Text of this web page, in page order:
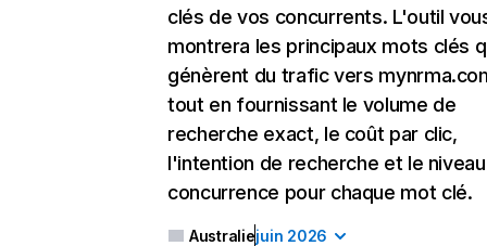
clés de vos concurrents. L'outil
montrera les principaux mots clés
génèrent du trafic vers
tout en fournissant le volume de
recherche exact, le coût par clic,
l'intention de recherche et le
concurrence pour chaque mot clé.
Australiejuin 2026